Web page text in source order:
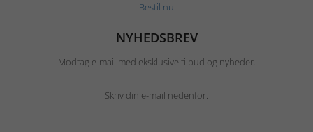
Bestil nu
NYHEDSBREV
Modtag e-mail med eksklusive tilbud og nyheder.
Skriv din e-mail nedenfor.